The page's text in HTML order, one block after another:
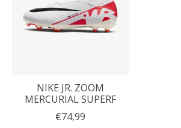
NIKE JR. ZOOM
MERCURIAL SUPERF
€74,99